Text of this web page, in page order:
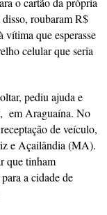
roubaram R$
vítima que esperasse
celular que seria
pediu ajuda e
em Araguaína. No
de veículo,
e Açailândia (MA).
que tinham
a cidade de